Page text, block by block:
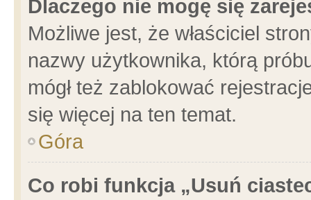
Dlaczego nie mogę się
Możliwe jest, że właściciel
nazwy użytkownika, którą
mógł też zablokować
się więcej na ten temat.
Góra
Co robi funkcja „Usuń